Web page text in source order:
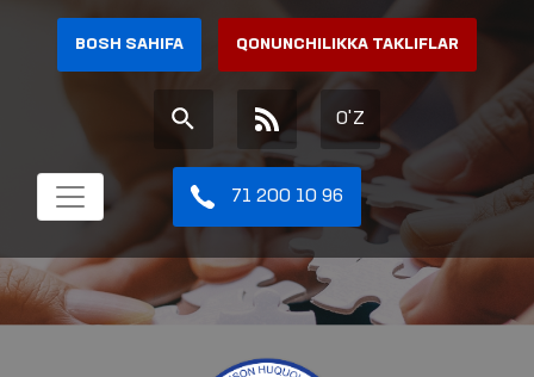
BOSH SAHIFA QONUNCHILIKKA TAKLIFLAR
O'Z
71 200 10 96